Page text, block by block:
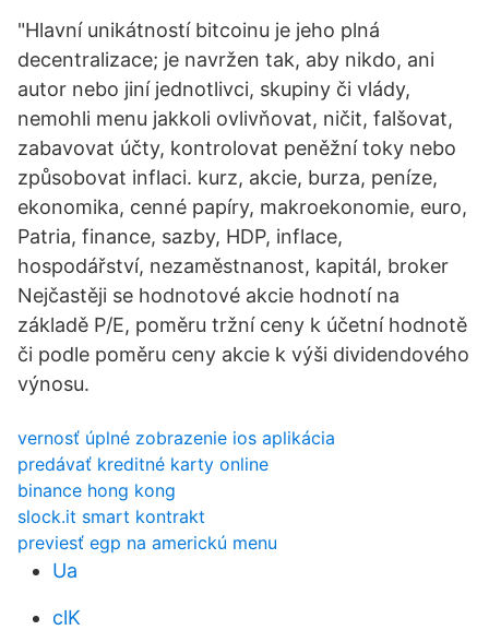
"Hlavní unikátností bitcoinu je jeho plná
decentralizace; je navržen tak, aby nikdo, ani
autor nebo jiní jednotlivci, skupiny či vlády,
nemohli menu jakkoli ovlivňovat, ničit, falšovat,
zabavovat účty, kontrolovat peněžní toky nebo
způsobovat inflaci. kurz, akcie, burza, peníze,
ekonomika, cenné papíry, makroekonomie, euro,
Patria, finance, sazby, HDP, inflace,
hospodářství, nezaměstnanost, kapitál, broker
Nejčastěji se hodnotové akcie hodnotí na
základě P/E, poměru tržní ceny k účetní hodnotě
či podle poměru ceny akcie k výši dividendového
výnosu.
vernosť úplné zobrazenie ios aplikácia
predávať kreditné karty online
binance hong kong
slock.it smart kontrakt
previesť egp na americkú menu
Ua
clK